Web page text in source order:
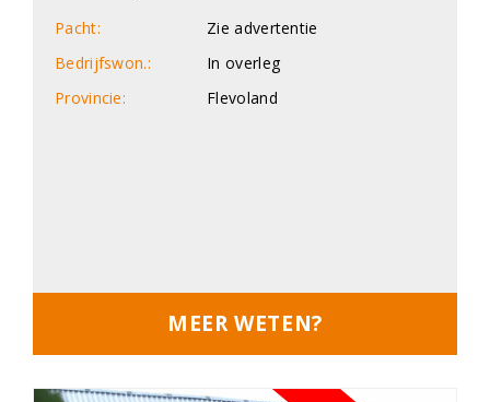
Pacht:
Zie advertentie
Bedrijfswon.:
In overleg
Provincie:
Flevoland
MEER WETEN?